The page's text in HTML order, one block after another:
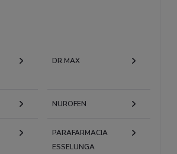
DR.MAX
NUROFEN
PARAFARMACIA
ESSELUNGA